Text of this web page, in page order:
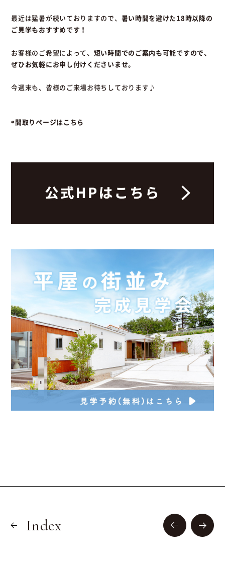
最近は猛暑が続いておりますので、 暑い時間を避けた18時以降の
ご見学もおすすめです！
お客様のご希望によって、 短い時間でのご案内も可能ですので、
ぜひお気軽にお申し付けくださいませ。
今週末も、皆様のご来場お待ちしております♪
⇨間取りページはこちら
Index